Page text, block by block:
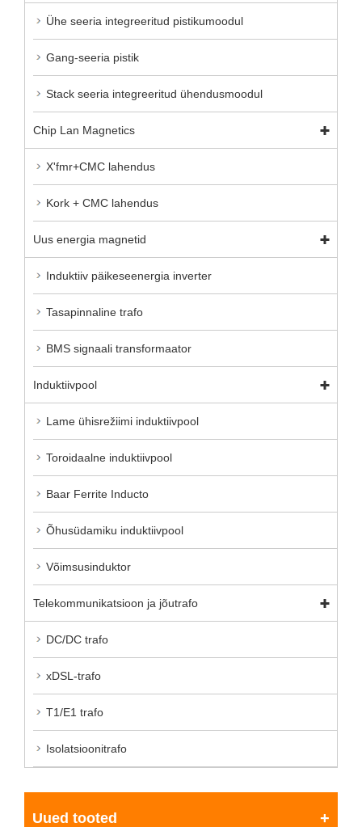
Ühe seeria integreeritud pistikumoodul
Gang-seeria pistik
Stack seeria integreeritud ühendusmoodul
Chip Lan Magnetics
X'fmr+CMC lahendus
Kork + CMC lahendus
Uus energia magnetid
Induktiiv päikeseenergia inverter
Tasapinnaline trafo
BMS signaali transformaator
Induktiivpool
Lame ühisrežiimi induktiivpool
Toroidaalne induktiivpool
Baar Ferrite Inducto
Õhusüdamiku induktiivpool
Võimsusinduktor
Telekommunikatsioon ja jõutrafo
DC/DC trafo
xDSL-trafo
T1/E1 trafo
Isolatsioonitrafo
Uued tooted